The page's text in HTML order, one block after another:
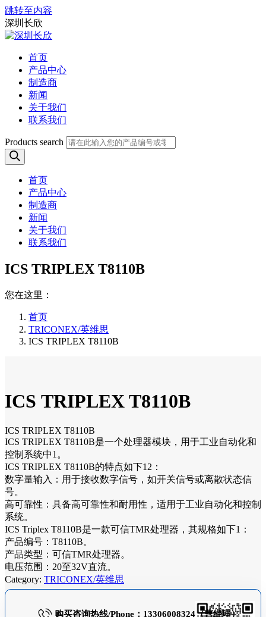
跳转至内容
深圳长欣
首页
产品中心
制造商
新闻
关于我们
联系我们
Products search
首页
产品中心
制造商
新闻
关于我们
联系我们
ICS TRIPLEX T8110B
您在这里：
首页
TRICONEX/英维思
ICS TRIPLEX T8110B
ICS TRIPLEX T8110B
ICS TRIPLEX T8110B
ICS TRIPLEX T8110B是一个处理器模块，用于工业自动化和
控制系统中1。
ICS TRIPLEX T8110B的特点如下12：
数字量输入：用于接收数字信号，如开关信号或离散状态信
号。
高可靠性：具备高可靠性和耐用性，适用于工业自动化和控制
系统。
ICS Triplex T8110B是一款可信TMR处理器，其规格如下1：
产品编号：T8110B。
产品类型：可信TMR处理器。
电压范围：20至32V直流。
Category: TRICONEX/英维思
购买咨询热线/Phone：13306008324（曹经理）